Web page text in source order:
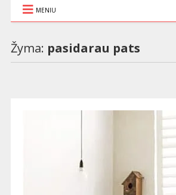
MENIU
Žyma: pasidarau pats